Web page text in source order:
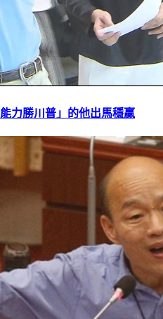
力勝川普」的他出馬穩贏